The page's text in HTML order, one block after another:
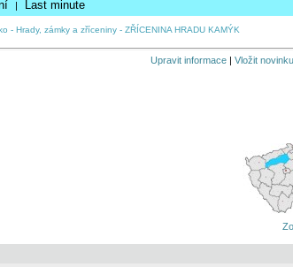
| Last minute
- Hrady, zámky a zříceniny- ZŘÍCENINA HRADU KAMÝK
Upravit informace| Vložit novinku